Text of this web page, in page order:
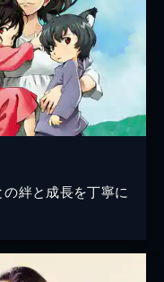
絆と成長を丁寧に